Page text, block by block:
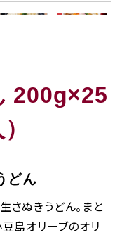
200g×25
どん
ぬきうどん。まと
島オリーブのオリ